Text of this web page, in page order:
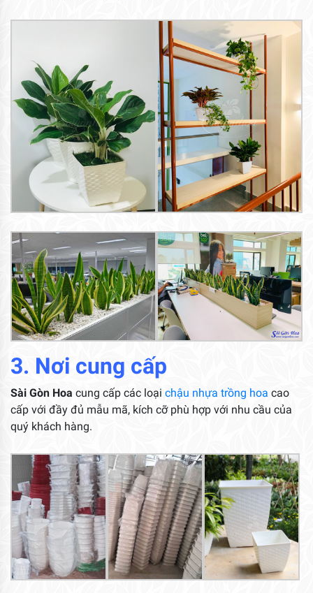
3. Nơi cung cấp
Sài Gòn Hoa cung cấp các loại chậu nhựa trồng hoa cao
cấp với đầy đủ mẫu mã, kích cỡ phù hợp với nhu cầu của
quý khách hàng.